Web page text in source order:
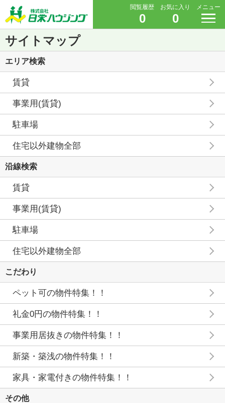
閲覧履歴
0
お気に入り
0
メニュー
サイトマップ
エリア検索
賃貸
事業用(賃貸)
駐車場
住宅以外建物全部
沿線検索
賃貸
事業用(賃貸)
駐車場
住宅以外建物全部
こだわり
ペット可の物件特集！！
礼金0円の物件特集！！
事業用居抜きの物件特集！！
新築・築浅の物件特集！！
家具・家電付きの物件特集！！
その他